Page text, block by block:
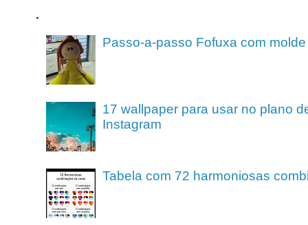
.
Passo-a-passo Fofuxa com molde
17 wallpaper para usar no plano
Instagram
Tabela com 72 harmoniosas